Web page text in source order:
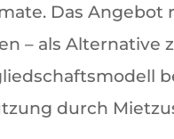
Das Angebot
– als Alternative
durch